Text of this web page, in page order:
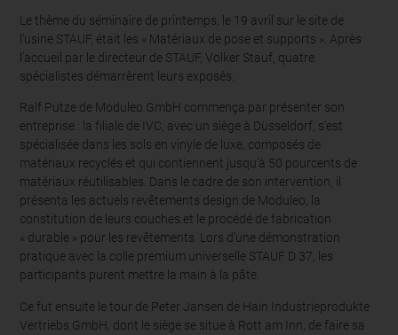
Le thème du séminaire de printemps, le 19 avril sur le site de
l’usine STAUF, était les « Matériaux de pose et supports ». Après
l’accueil par le directeur de STAUF, Volker Stauf, quatre
spécialistes démarrèrent leurs exposés.
Ralf Putze de Moduleo GmbH commença par présenter son
entreprise : la filiale de IVC, avec un siège à Düsseldorf, s’est
spécialisée dans les sols en vinyle de luxe, composés de
matériaux recyclés et qui contiennent jusqu’à 50 pourcents de
matériaux réutilisables. Dans le cadre de son intervention, il
présenta les actuels revêtements design de Moduleo, la
constitution de leurs couches et le procédé de fabrication
« durable » pour les revêtements. Lors d’une démonstration
pratique avec la colle premium universelle STAUF D 37, les
participants purent mettre la main à la pâte.
Ce fut ensuite le tour de Peter Jansen de Hain Industrieprodukte
Vertriebs GmbH, dont le siège se situe à Rott am Inn, de faire sa